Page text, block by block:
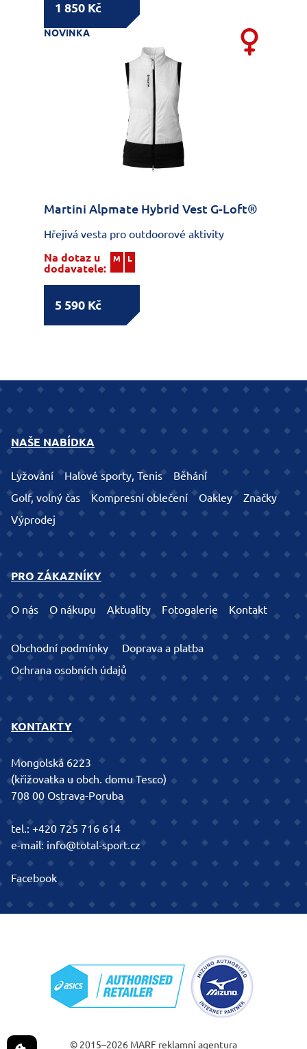
1 850 Kč
NOVINKA
Martini Alpmate Hybrid Vest G-Loft®
Hřejivá vesta pro outdoorové aktivity
Na dotaz u
dodavatele:
M L
5 590 Kč
NAŠE NABÍDKA
Lyžování Halové sporty, Tenis
Běhání
Golf, volný čas
Kompresní oblečení Oakley
Značky
Výprodej
PRO ZÁKAZNÍKY
O nás O nákupu Aktuality Fotogalerie Kontakt
Obchodní podmínky
Doprava a platba
Ochrana osobních údajů
KONTAKTY
Mongolská 6223
(křižovatka u obch. domu Tesco)
708 00 Ostrava-Poruba
tel.:+420 725 716 614
e-mail: info@total-sport.cz
Facebook
© 2015–2026 MARF reklamní agentura